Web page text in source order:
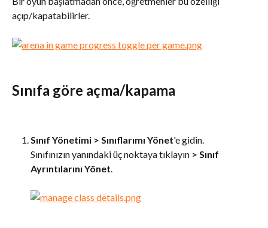
açıp/kapatabilirler.
Sınıfa göre açma/kapama
Sınıf Yönetimi > Sınıflarımı Yönet'e gidin.
Sınıfınızın yanındaki üç noktaya tıklayın > Sınıf
Ayrıntılarını Yönet